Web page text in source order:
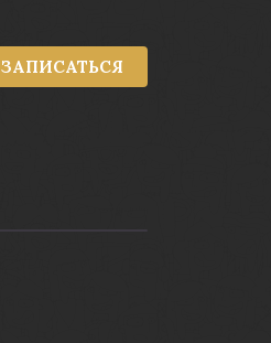
ЗАПИСАТЬСЯ